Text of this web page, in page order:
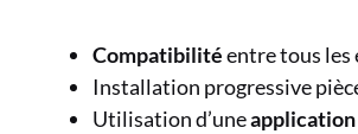
Compatibilitéentre tous les
Installation progressive
Utilisation d’uneapplication